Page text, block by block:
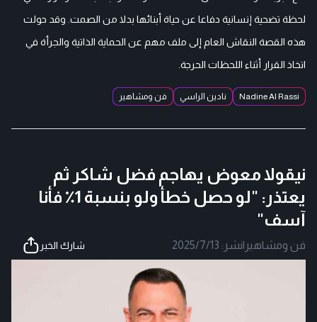
لحظة تضحية إنسانية دفاعا عن حياة أبنائها بدلا من الصمت. وقد حولت
هذه القصة النقاش العام إلى ملف مهم عن الحماية الذاتية والجرأة في
اتخاذ القرار أثناء اللحظات الحرجة.
Nadine Al Rassi نادين الراسي فن ومشاهير
نيقولا معوض يهاجم فضل شاكر ثم
يعتذر: "لو حصل خطأ ولو بنسبة 1٪ فأنا
آسف"
فن ومشاهير |نشر: 2025/7/13 شارك الخبر